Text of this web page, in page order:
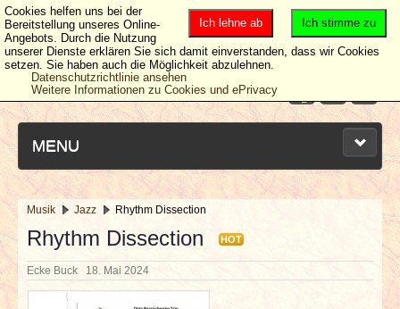
MENU
NEUESTE ARTIKEL
NEWS & DATES
Musik Jazz Rhythm Dissection
Rhythm Dissection HOT
Ecke Buck 18. Mai 2024
Ich stimme zu
Ich lehne ab
Cookies helfen uns bei der
Bereitstellung unseres Online-
Angebots. Durch die Nutzung
unserer Dienste erklären Sie sich damit einverstanden, dass wir Cookies
setzen. Sie haben auch die Möglichkeit abzulehnen.
Datenschutzrichtlinie ansehen
Weitere Informationen zu Cookies und ePrivacy